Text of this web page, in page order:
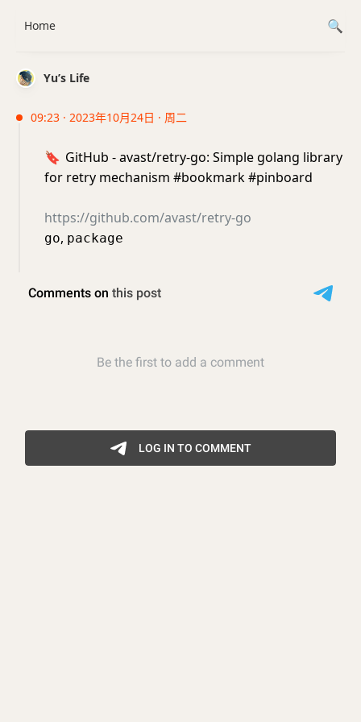
Yu’s Life
09:23 · 2023年10月24日 · 周二
🔖 GitHub - avast/retry-go: Simple golang library
for retry mechanism #bookmark #pinboard
https://github.com/avast/retry-go
go, package
Home